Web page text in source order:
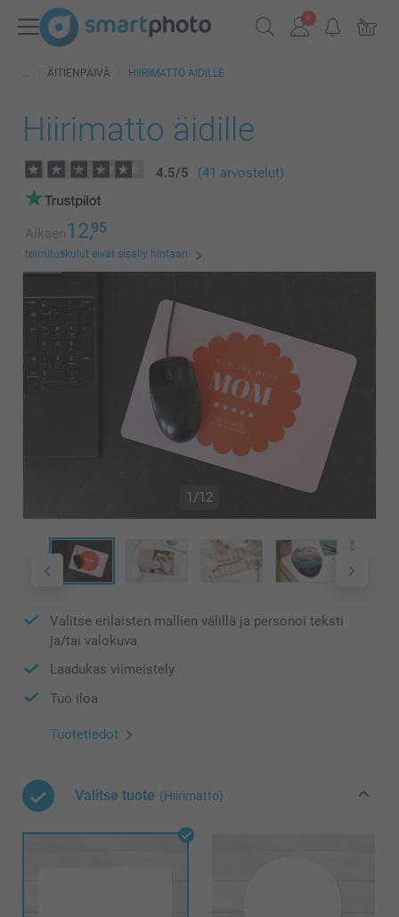
ÄITIENPÄIVÄ HIIRIMATTO ÄIDILLE
Hiirimatto äidille
4.5/5 (41 arvostelut)
Alkaen12,95
toimituskulut eivät sisälly hintaan
1/12
Valitse erilaisten mallien välillä ja personoi teksti
ja/tai valokuva
Laadukas viimeistely
Tuo iloa
Tuotetiedot
Valitse tuote (Hiirimatto)